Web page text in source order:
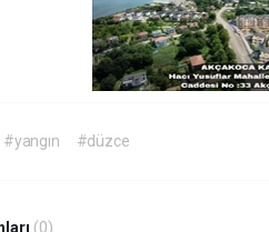
#yangın #düzce